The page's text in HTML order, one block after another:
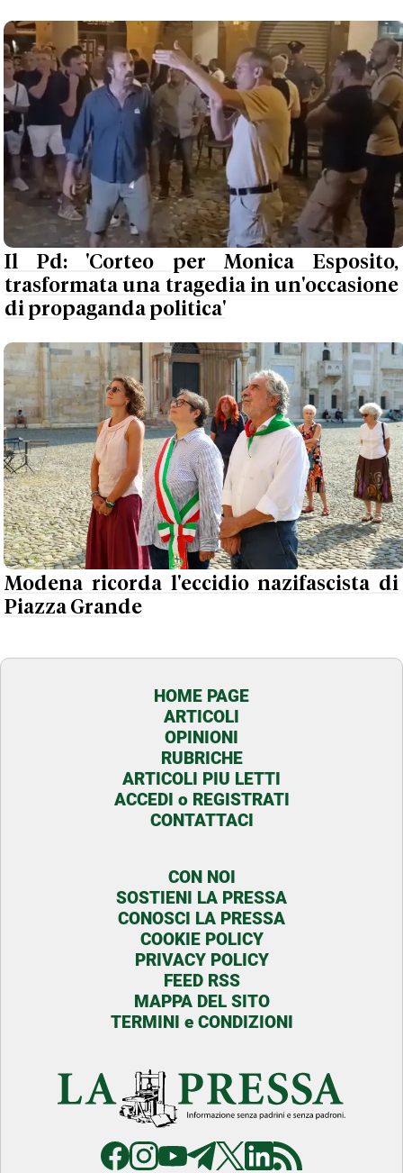
Il Pd: 'Corteo per Monica Esposito,
trasformata una tragedia in un'occasione
di propaganda politica'
Modena ricorda l'eccidio nazifascista di
Piazza Grande
HOME PAGE
ARTICOLI
OPINIONI
RUBRICHE
ARTICOLI PIU LETTI
ACCEDI o REGISTRATI
CONTATTACI
CON NOI
SOSTIENI LA PRESSA
CONOSCI LA PRESSA
COOKIE POLICY
PRIVACY POLICY
FEED RSS
MAPPA DEL SITO
TERMINI e CONDIZIONI